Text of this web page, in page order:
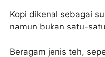
Kopi dikenal sebagai
namun bukan satu-
Beragam jenis teh,